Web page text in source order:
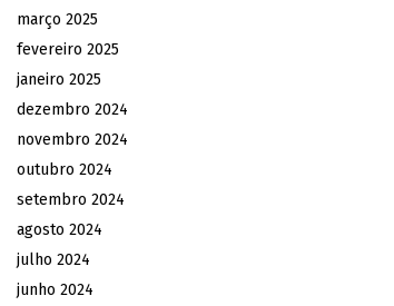
março 2025
fevereiro 2025
janeiro 2025
dezembro 2024
novembro 2024
outubro 2024
setembro 2024
agosto 2024
julho 2024
junho 2024